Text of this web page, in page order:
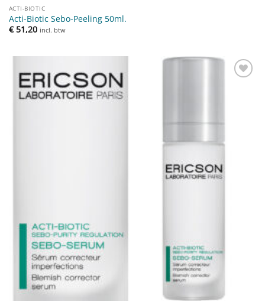
ACTI-BIOTIC
Acti-Biotic Sebo-Peeling 50ml.
€51,20 incl. btw